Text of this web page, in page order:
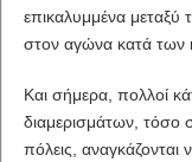
επικαλυμμένα μεταξύ
στον αγώνα κατά των
Και σήμερα, πολλοί
διαμερισμάτων, τόσο
πόλεις,